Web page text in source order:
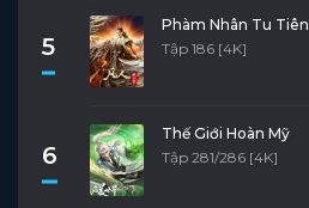
5
Phàm Nhân Tu Tiên
Tập 186 [4K]
6
Thế Giới Hoàn Mỹ
Tập 281/286 [4K]